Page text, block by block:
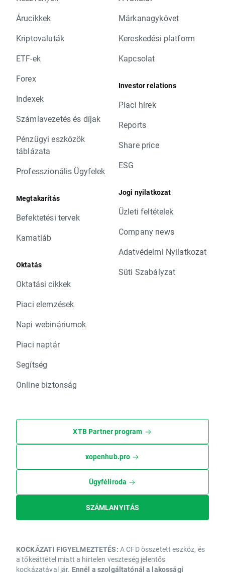
Árucikkek
Kriptovaluták
ETF-ek
Forex
Indexek
Számlavezetés és díjak
Pénzügyi eszközök
táblázata
Professzionális Ügyfelek
Megtakarítás
Befektetési tervek
Kamatláb
Oktatás
Oktatási cikkek
Piaci elemzések
Napi webináriumok
Piaci naptár
Segítség
Online biztonság
Márkanagykövet
Kereskedési platform
Kapcsolat
Investor relations
Piaci hírek
Reports
Share price
ESG
Jogi nyilatkozat
Üzleti feltételek
Company news
Adatvédelmi Nyilatkozat
Süti Szabályzat
XTB Partner program
xopenhub.pro
Ügyféliroda
SZÁMLANYITÁS
KOCKÁZATI FIGYELMEZTETÉS: A CFD összetett eszköz, és
a tőkeáttétel miatt a hirtelen veszteség jelentős
kockázatával jár. Ennél a szolgáltatónál a lakossági